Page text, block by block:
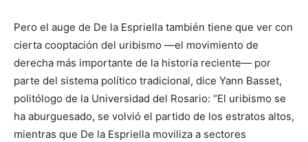
Pero el auge de De la Espriella también tiene que ver con
cierta cooptación del uribismo —el movimiento de
derecha más importante de la historia reciente— por
parte del sistema político tradicional, dice Yann Basset,
politólogo de la Universidad del Rosario: “El uribismo se
ha aburguesado, se volvió el partido de los estratos altos,
mientras que De la Espriella moviliza a sectores